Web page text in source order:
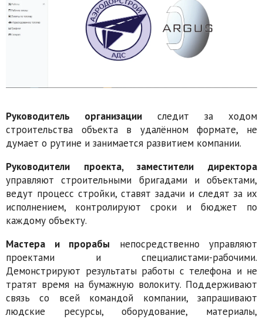
Руководитель организации следит за ходом
строительства объекта в удалённом формате, не
думает о рутине и занимается развитием компании.
Руководители проекта, заместители директора
управляют строительными бригадами и объектами,
ведут процесс стройки, ставят задачи и следят за их
исполнением, контролируют сроки и бюджет по
каждому объекту.
Мастера и прорабы непосредственно управляют
проектами и специалистами-рабочими.
Демонстрируют результаты работы с телефона и не
тратят время на бумажную волокиту. Поддерживают
связь со всей командой компании, запрашивают
людские ресурсы, оборудование, материалы,